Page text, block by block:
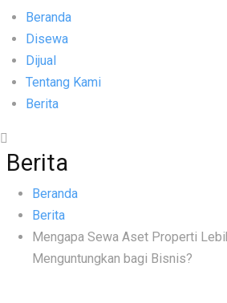
Beranda
Disewa
Dijual
Tentang Kami
Berita
Berita
Beranda
Berita
Mengapa Sewa Aset Properti
Menguntungkan bagi Bisnis?